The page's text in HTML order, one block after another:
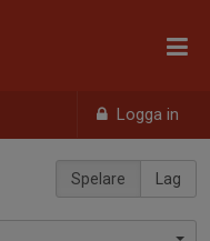
Logga in
Spelare Lag